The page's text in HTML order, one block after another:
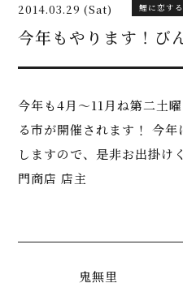
2014.03.29 (Sat) 鯉に恋す
今年もやります！び
今年も4月〜11月ね第二土
る市が開催されます！ 今
しますので、是非お出掛け
門商店 店主
鬼無里